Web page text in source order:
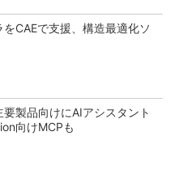
CAEで支援、構造最適化ソ
製品向けにAIアシスタント
向けMCPも